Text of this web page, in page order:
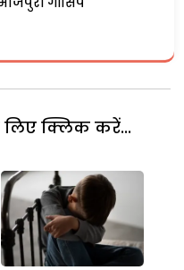
क्लिक करें...